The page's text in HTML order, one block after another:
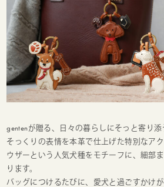
gentenが贈る、日々の暮らしにそっと寄り
そっくりの表情を本革で仕上げた特別なア
ウザーという人気犬種をモチーフに、細部
ります。
バッグにつけるたびに、愛犬と過ごすかけ